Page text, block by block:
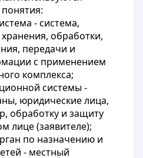
- система,
обработки,
передачи и
с применением
комплекса;
системы -
юридические лица,
обработку и защиту
лице (заявителе);
по назначению и
- местный